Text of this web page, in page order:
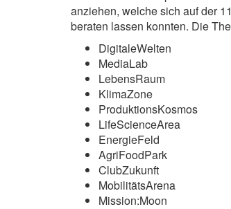
anziehen, welche sich auf der
beraten lassen konnten. Die
DigitaleWelten
MediaLab
LebensRaum
KlimaZone
ProduktionsKosmos
LifeScienceArea
EnergieFeld
AgriFoodPark
ClubZukunft
MobilitätsArena
Mission:Moon